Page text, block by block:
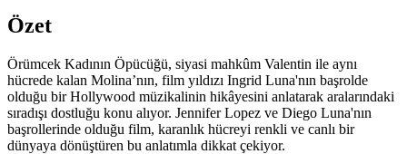
Özet
Örümcek Kadının Öpücüğü, siyasi mahkûm Valentin ile aynı
hücrede kalan Molina’nın, film yıldızı Ingrid Luna'nın başrolde
olduğu bir Hollywood müzikalinin hikâyesini anlatarak aralarındaki
sıradışı dostluğu konu alıyor. Jennifer Lopez ve Diego Luna'nın
başrollerinde olduğu film, karanlık hücreyi renkli ve canlı bir
dünyaya dönüştüren bu anlatımla dikkat çekiyor.